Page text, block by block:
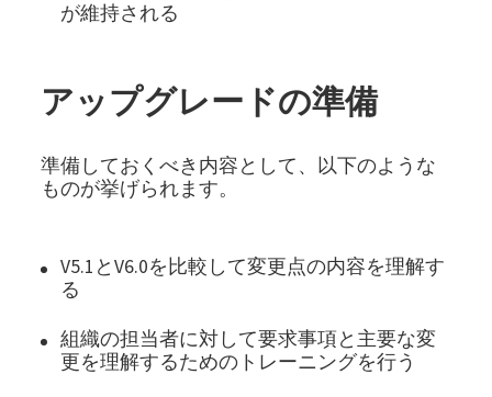
が維持される
アップグレードの準備
準備しておくべき内容として、以下のような
ものが挙げられます。
V5.1とV6.0を比較して変更点の内容を理解す
る
組織の担当者に対して要求事項と主要な変
更を理解するためのトレーニングを行う